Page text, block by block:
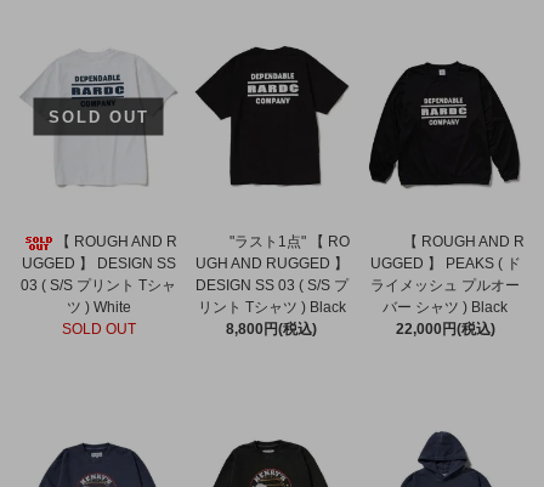
SOLD OUT
【 ROUGH AND R
UGGED 】 DESIGN SS
03 ( S/S プリント Tシャ
ツ ) White
SOLD OUT
"ラスト1点" 【 RO
UGH AND RUGGED 】
DESIGN SS 03 ( S/S プ
リント Tシャツ ) Black
8,800円(税込)
【 ROUGH AND R
UGGED 】 PEAKS ( ド
ライメッシュ プルオー
バー シャツ ) Black
22,000円(税込)